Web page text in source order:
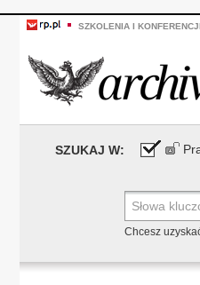
SZKOLENIA I
SZUKAJ W:
Chcesz